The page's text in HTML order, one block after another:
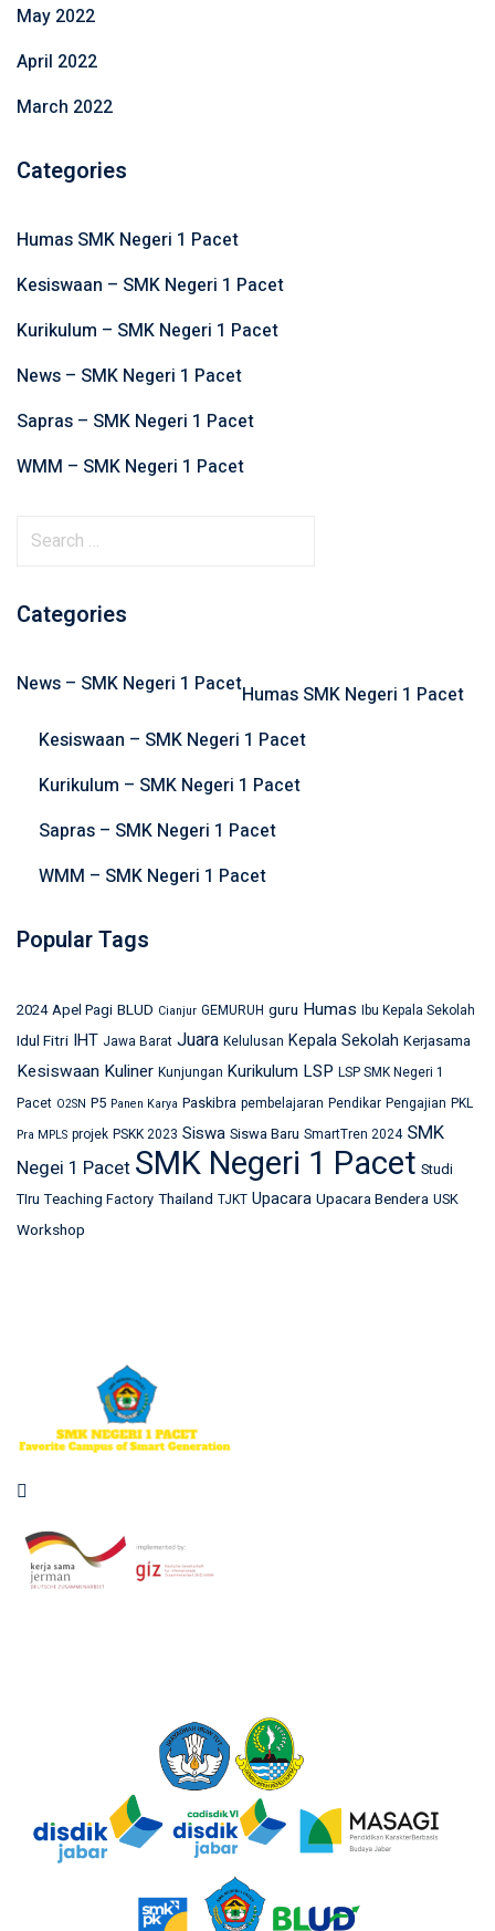
May 2022
April 2022
March 2022
Categories
Humas SMK Negeri 1 Pacet
Kesiswaan – SMK Negeri 1 Pacet
Kurikulum – SMK Negeri 1 Pacet
News – SMK Negeri 1 Pacet
Sapras – SMK Negeri 1 Pacet
WMM – SMK Negeri 1 Pacet
r
h
Categories
News – SMK Negeri 1 PacetHumas SMK Negeri 1 Pacet
Kesiswaan – SMK Negeri 1 Pacet
Kurikulum – SMK Negeri 1 Pacet
Sapras – SMK Negeri 1 Pacet
WMM – SMK Negeri 1 Pacet
Popular Tags
2024 Apel Pagi BLUD Cianjur GEMURUH guru Humas Ibu Kepala Sekolah
Idul Fitri IHT Jawa Barat Juara Kelulusan Kepala Sekolah Kerjasama
Kesiswaan Kuliner Kunjungan Kurikulum LSP LSP SMK Negeri 1
Pacet O2SN P5 Panen Karya Paskibra pembelajaran Pendikar Pengajian PKL
Pra MPLS projek PSKK 2023 Siswa Siswa Baru SmartTren 2024 SMK
Negei 1 Pacet SMK Negeri 1 Pacet Studi
TIru Teaching Factory Thailand TJKT Upacara Upacara Bendera USK
Workshop